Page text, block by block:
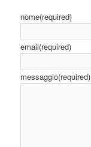
nome(required)
email(required)
messaggio(required)